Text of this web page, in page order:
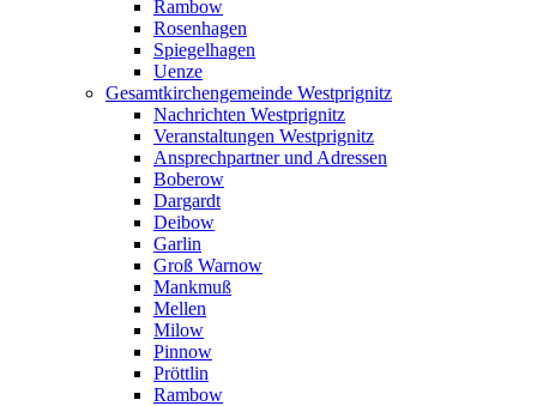
Rambow
Rosenhagen
Spiegelhagen
Uenze
Gesamtkirchengemeinde Westprignitz
Nachrichten Westprignitz
Veranstaltungen Westprignitz
Ansprechpartner und Adressen
Boberow
Dargardt
Deibow
Garlin
Groß Warnow
Mankmuß
Mellen
Milow
Pinnow
Pröttlin
Rambow